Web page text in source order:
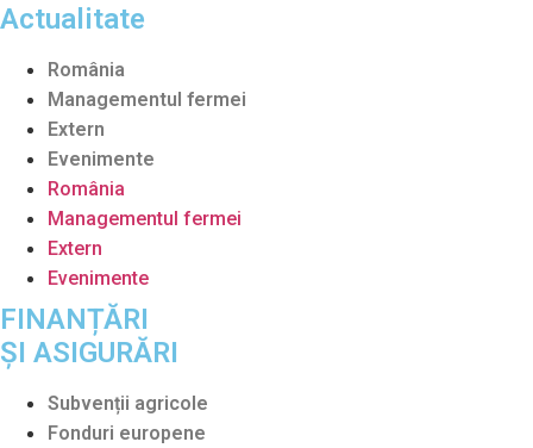
Actualitate
România
Managementul fermei
Extern
Evenimente
România
Managementul fermei
Extern
Evenimente
FINANȚĂRI
ȘI ASIGURĂRI
Subvenții agricole
Fonduri europene